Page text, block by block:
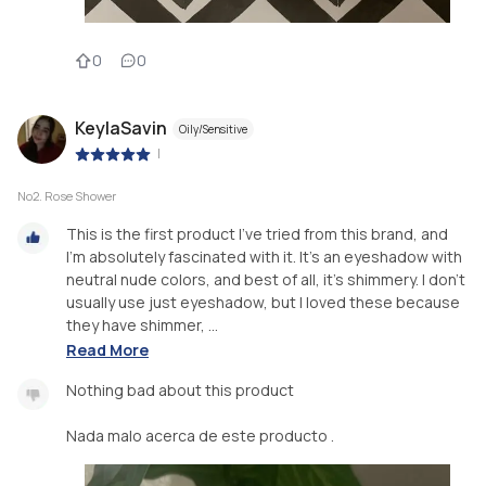
0 0
KeylaSavin Oily/Sensitive
|
No2. Rose Shower
This is the first product I've tried from this brand, and
I'm absolutely fascinated with it. It's an eyeshadow with
neutral nude colors, and best of all, it's shimmery. I don't
usually use just eyeshadow, but I loved these because
they have shimmer, ...
Read More
Nothing bad about this product
Nada malo acerca de este producto .